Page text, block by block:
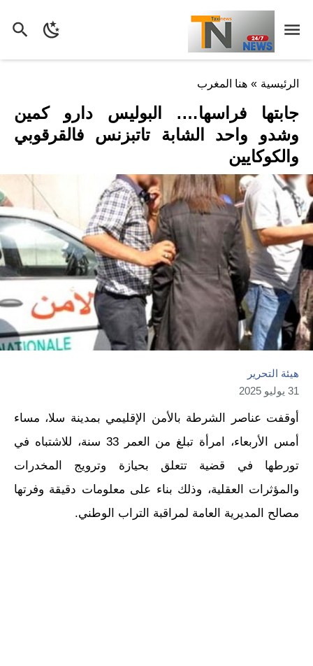
الرئيسية » هنا المغرب
جابتها فراسها…. البوليس دارو كمين
وشدو واحد الشابة تاتبزنس فالقرقوبي
والكوكايين
هيئة التحرير
31 يوليو 2025
أوقفت عناصر الشرطة بالأمن الإقليمي بمدينة سلا، مساء
أمس الأربعاء، امرأة تبلغ من العمر 33 سنة، للاشتباه في
تورطها في قضية تتعلق بحيازة وترويج المخدرات
والمؤثرات العقلية، وذلك بناء على معلومات دقيقة وفرتها
مصالح المديرية العامة لمراقبة التراب الوطني.